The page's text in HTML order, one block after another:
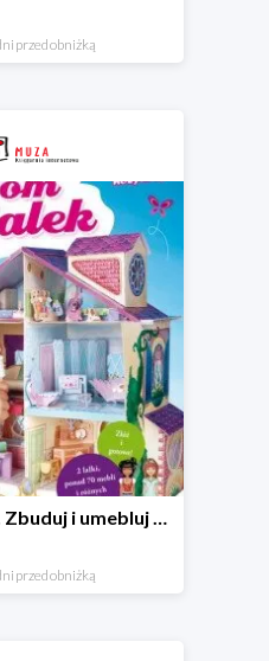
przed obniżką
Dom dla lalek. Zbuduj i umebluj -50%
przed obniżką